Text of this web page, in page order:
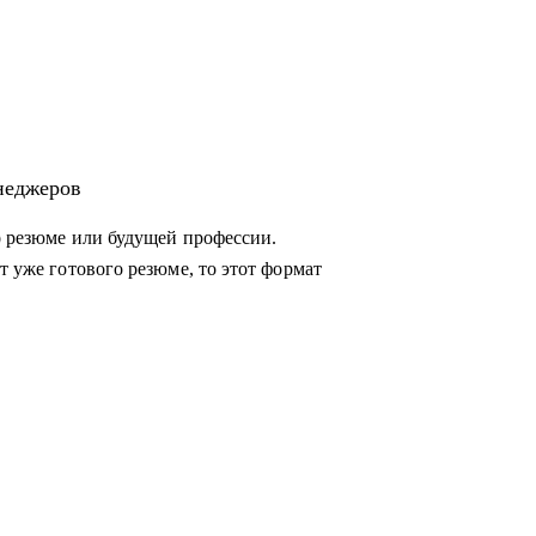
для
для достижения целей.
эффективные
командами, заказчиками и
резюме или будущей профессии.
уже готового резюме, то этот формат